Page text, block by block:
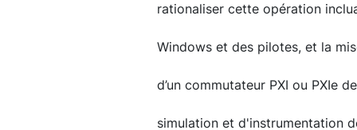
rationaliser cette opération
Windows et des pilotes, et la
d’un commutateur PXI ou PXIe
simulation et d'instrumentation